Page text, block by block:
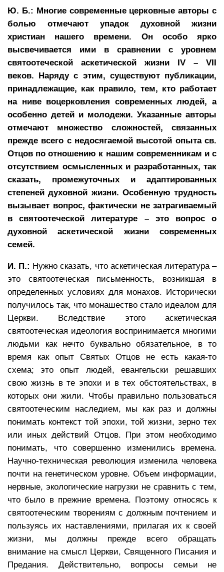
Ю. Б.: Многие современные церковные авторы с
болью отмечают упадок духовной жизни
христиан нашего времени. Он особо ярко
высвечивается ими в сравнении с уровнем
святоотеческой аскетической жизни IV – VII
веков. Наряду с этим, существуют публикации,
принадлежащие, как правило, тем, кто работает
на ниве воцерковления современных людей, а
особенно детей и молодежи. Указанные авторы
отмечают множество сложностей, связанных
прежде всего с недосягаемой высотой опыта св.
Отцов по отношению к нашим современникам и с
отсутствием осмысленных и разработанных, так
сказать, промежуточных и адаптированных
степеней духовной жизни. Особенную трудность
вызывает вопрос, фактически не затрагиваемый
в святоотеческой литературе – это вопрос о
духовной аскетической жизни современных
семей.
И. П.: Нужно сказать, что аскетическая литература –
это святоотеческая письменность, возникшая в
определенных условиях для монахов. Исторически
получилось так, что монашество стало идеалом для
Церкви. Вследствие этого аскетическая
святоотеческая идеология воспринимается многими
людьми как нечто буквально обязательное, в то
время как опыт Святых Отцов не есть какая-то
схема; это опыт людей, евангельски решавших
свою жизнь в те эпохи и в тех обстоятельствах, в
которых они жили. Чтобы правильно пользоваться
святоотеческим наследием, мы как раз и должны
понимать контекст той эпохи, той жизни, зерно тех
или иных действий Отцов. При этом необходимо
понимать, что совершенно изменились времена.
Научно-техническая революция изменила человека
почти на генетическом уровне. Объем информации,
нервные, экологические нагрузки не сравнить с тем,
что было в прежние времена. Поэтому относясь к
святоотеческим творениям с должным почтением и
пользуясь их наставлениями, прилагая их к своей
жизни, мы должны прежде всего обращать
внимание на смысл Церкви, Священного Писания и
Предания. Действительно, вопросы семьи не